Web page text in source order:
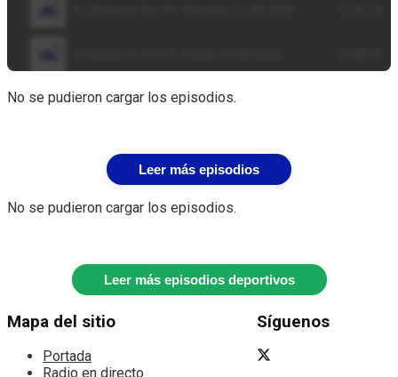
No se pudieron cargar los episodios.
Leer más episodios
No se pudieron cargar los episodios.
Leer más episodios deportivos
Mapa del sitio
Portada
Radio en directo
Síguenos